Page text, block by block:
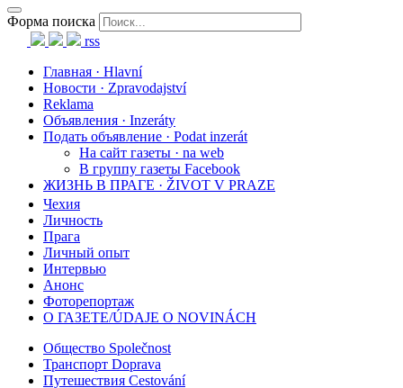
Форма поиска
rss
Главная · Hlavní
Новости · Zpravodajství
Reklama
Объявления · Inzeráty
Подать объявление · Podat inzerát
На сайт газеты · na web
В группу газеты Facebook
ЖИЗНЬ В ПРАГЕ · ŽIVOT V PRAZE
Чехия
Личность
Прага
Личный опыт
Интервью
Анонс
Фоторепортаж
О ГАЗЕТЕ/ÚDAJE O NOVINÁCH
Общество Společnost
Транспорт Doprava
Путешествия Cestování